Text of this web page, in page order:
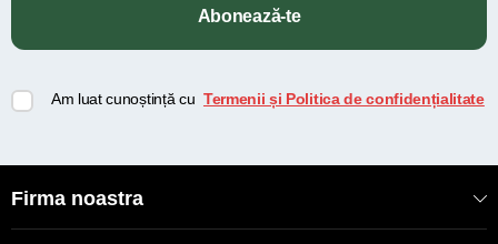
Abonează-te
Am luat cunoștință cu Termenii și Politica de confidențialitate
Firma noastra